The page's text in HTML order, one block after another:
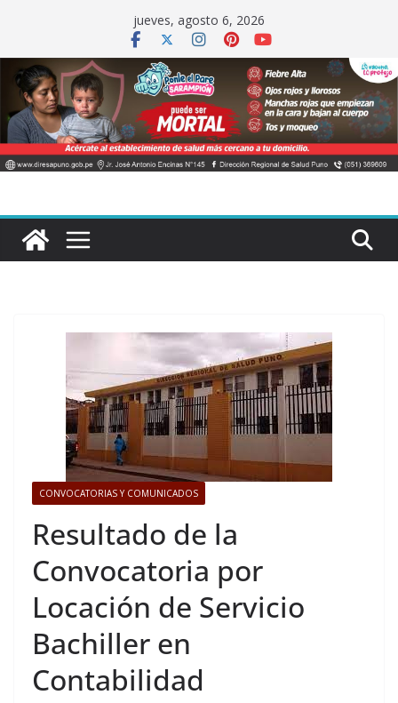
contenido
jueves, agosto 6, 2026
CONVOCATORIAS Y COMUNICADOS
Resultado de la
Convocatoria por
Locación de Servicio
Bachiller en
Contabilidad